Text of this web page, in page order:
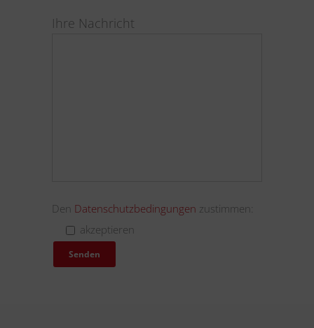
Ihre Nachricht
Den Datenschutzbedingungen zustimmen:
akzeptieren